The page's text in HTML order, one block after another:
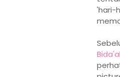
'hari-